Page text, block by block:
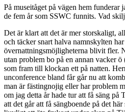
På museitåget på vägen hem funderar
de fem år som SSWC funnits. Vad
Det är klart att det är mer storskaligt,
och täcker snart halva namnskylten
övernattningsmöjligheterna blivit fler.
utan problem bo på en annan vacker
som fram till klockan ett på natten.
unconference bland får går nu att
man är fästingnojig eller har problem
om jag detta år hade tur att få säng på
att det går att få sängboende på det